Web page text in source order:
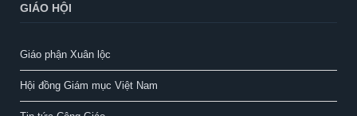
GIÁO HỘI
Giáo phận Xuân lộc
Hội đồng Giám mục Việt Nam